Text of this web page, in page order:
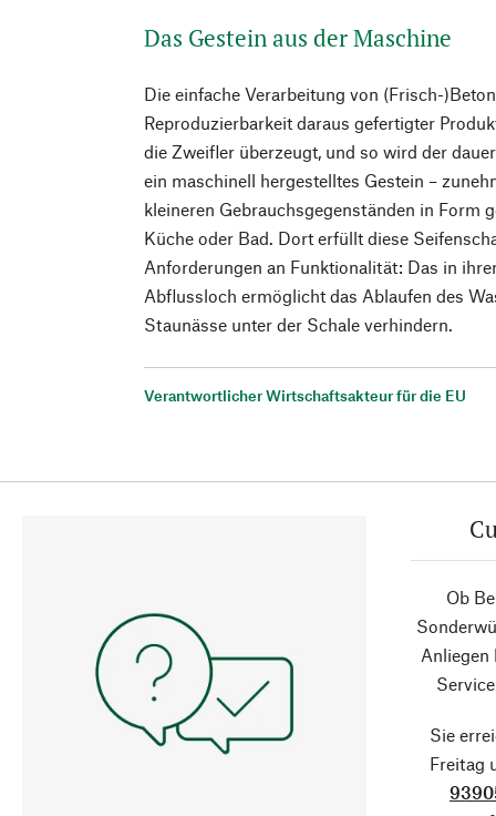
Das Gestein aus der Maschine
Die einfache Verarbeitung von (Frisch-
Reproduzierbarkeit daraus gefertigter
die Zweifler überzeugt, und so wird der
ein maschinell hergestelltes Gestein –
kleineren Gebrauchsgegenständen in Form
Küche oder Bad. Dort erfüllt diese
Anforderungen an Funktionalität: Das in
Abflussloch ermöglicht das Ablaufen des
Staunässe unter der Schale verhindern.
Verantwortlicher Wirtschaftsakteur für die EU
Ob
Anliegen
Sie
Freitag